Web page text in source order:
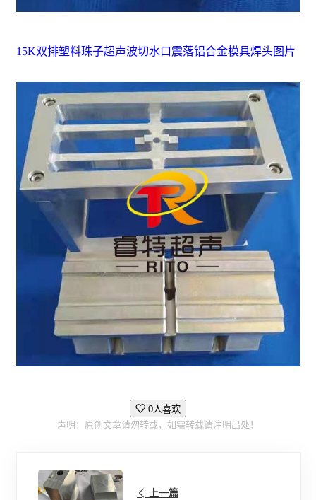
15K双排塑料珠子超声波切水口震落铝合金模具焊头图片
0人喜欢
声明：原创文章请勿转载，如需转载请注明出处！
上一篇